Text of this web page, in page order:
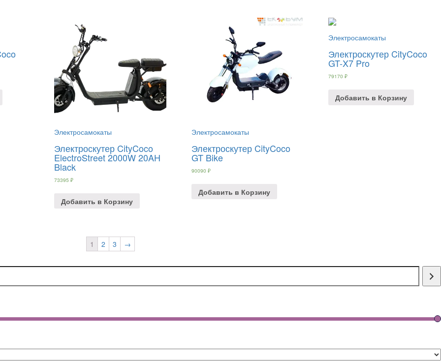
Электросамокаты
Электроскутер CityCoco
ElectroStreet 2000W 20AH
Black
73395 ₽
Добавить в Корзину
Электросамокаты
Электроскутер CityCoco
GT Bike
90090 ₽
Добавить в Корзину
Электросамокаты
Электроскутер CityCoco
GT-X7 Pro
79170₽
Добавить в Корзину
1 2 3
→